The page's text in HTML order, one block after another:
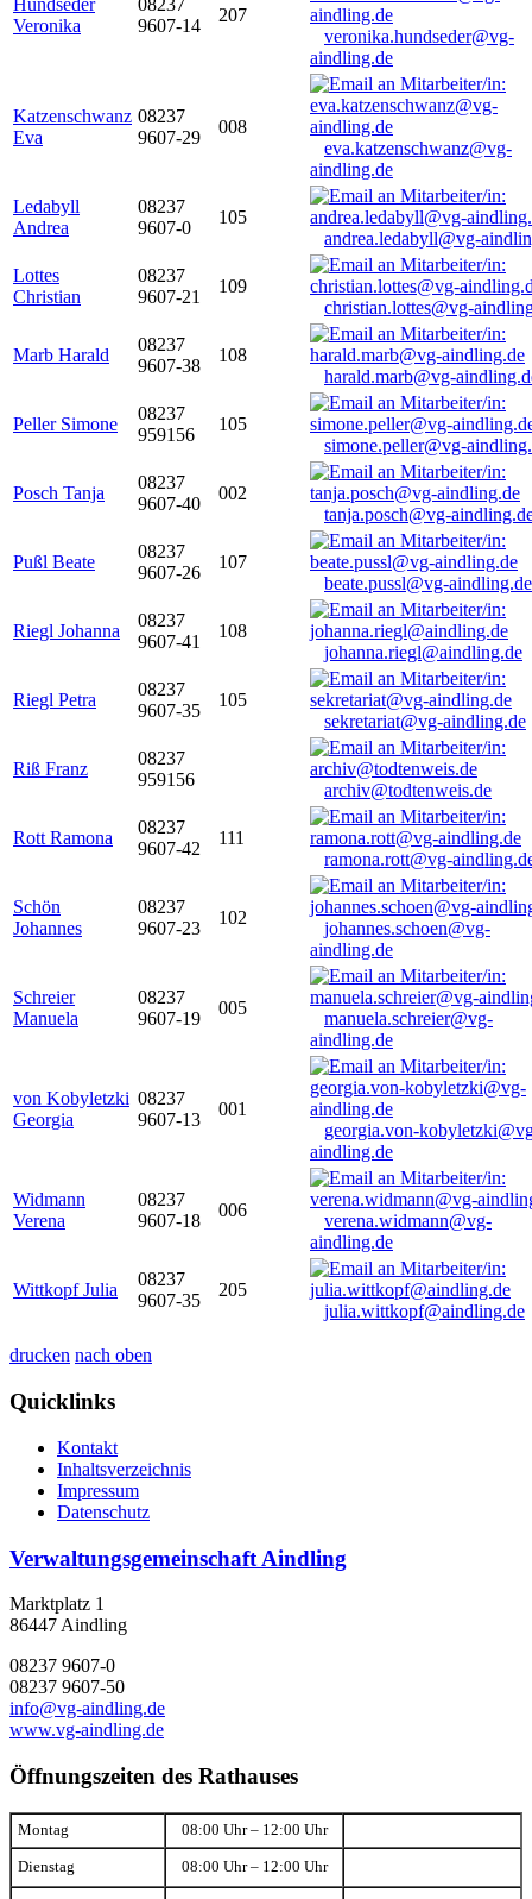
Hundseder
Veronika
08237
9607-14
207
veronika.hundseder@vg-
aindling.de
Katzenschwanz
Eva
08237
9607-29
008
eva.katzenschwanz@vg-
aindling.de
Ledabyll
Andrea
08237
9607-0
105
andrea.ledabyll@vg-
Lottes
Christian
08237
9607-21
109
christian.lottes@vg-
Marb Harald
08237
9607-38
108
harald.marb@vg-
Peller Simone
08237
959156
105
simone.peller@vg-
Posch Tanja
08237
9607-40
002
tanja.posch@vg-
Pußl Beate
08237
9607-26
107
beate.pussl@vg-aindling.de
Riegl Johanna
08237
9607-41
108
johanna.riegl@aindling.de
Riegl Petra
08237
9607-35
105
sekretariat@vg-aindling.de
Riß Franz
08237
959156
archiv@todtenweis.de
Rott Ramona
08237
9607-42
111
ramona.rott@vg-
Schön
Johannes
08237
9607-23
102
johannes.schoen@vg-
aindling.de
Schreier
Manuela
08237
9607-19
005
manuela.schreier@vg-
aindling.de
von Kobyletzki
Georgia
08237
9607-13
001
georgia.von-
aindling.de
Widmann
Verena
08237
9607-18
006
verena.widmann@vg-
aindling.de
Wittkopf Julia
08237
9607-35
205
julia.wittkopf@aindling.de
drucken nach oben
Quicklinks
Kontakt
Inhaltsverzeichnis
Impressum
Datenschutz
Verwaltungsgemeinschaft Aindling
Marktplatz 1
86447 Aindling
08237 9607-0
08237 9607-50
info@vg-aindling.de
www.vg-aindling.de
Öffnungszeiten des Rathauses
Montag 08:00 Uhr – 12:00 Uhr
Dienstag 08:00 Uhr – 12:00 Uhr